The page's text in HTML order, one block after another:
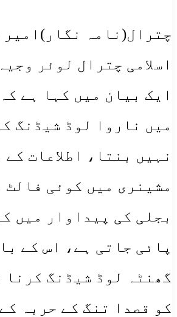
چترال(نامہ نگار)امیر
اسلامی چترال لوئر
ایک بیان میں کہا ہے
میں ناروا لوڈ شیڈنگ
نہیں بنتا، اطلاعات کے
مشینری میں کوئی فالٹ
بجلی کی پیداوار میں
پائی جاتی ہے، اس کے
گھنٹہ لوڈ شیڈنگ کرنا
کو قصدا تنگ کے حربہ